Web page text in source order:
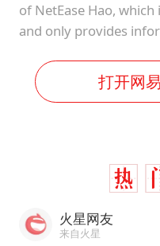
of NetEase Hao,
and only provides
打开网
火星网友
来自火星